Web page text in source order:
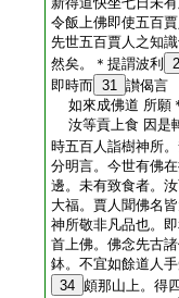
令飯上佛即使五百
先世五百賈人之知
然矣。＊提謂波利
即時而 31 讃偈言
如來成佛道 所願
汝等貢上食 因是
時五百人詣樹神所
分明言。今世有佛
邊。未有致食者。
大福。賈人聞佛名
神所敬非凡品也。
首上佛。佛念先古
鉢。不宜如餘道人
34 頗那山上。得